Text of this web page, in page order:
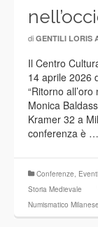
di GENTILI LORIS
Il Centro
14 aprile 2026
“Ritorno
Monica
Kramer 32 a
conferenza è …
Conferenze,
Storia Medievale
Numismatico Milanese